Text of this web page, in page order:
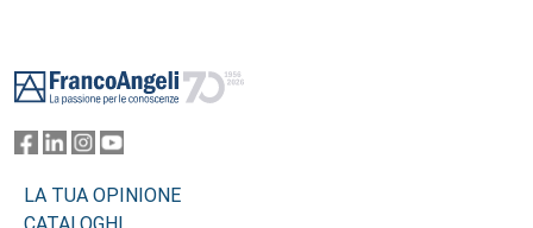
LA TUA OPINIONE